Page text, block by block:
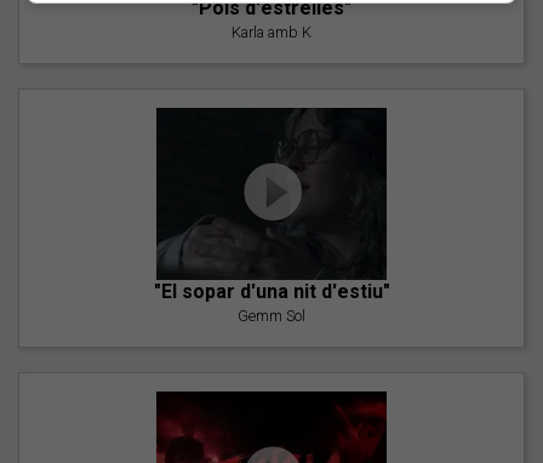
"Pols d'estrelles"
Karla amb K
"El sopar d'una nit d'estiu"
Gemm Sol